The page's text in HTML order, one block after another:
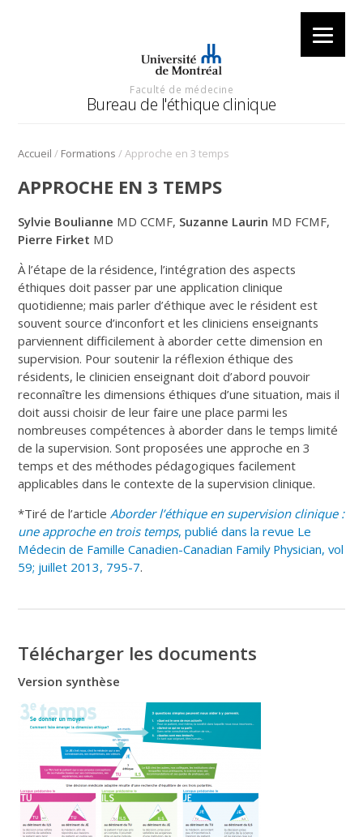
Faculté de médecine
Bureau de l'éthique clinique
Accueil / Formations /Approche en 3 temps
APPROCHE EN 3 TEMPS
Sylvie Boulianne MD CCMF, Suzanne Laurin MD FCMF,
Pierre Firket MD
À l’étape de la résidence, l’intégration des aspects
éthiques doit passer par une application clinique
quotidienne; mais parler d’éthique avec le résident est
souvent source d’inconfort et les cliniciens enseignants
parviennent difficilement à aborder cette dimension en
supervision. Pour soutenir la réflexion éthique des
résidents, le clinicien enseignant doit d’abord pouvoir
reconnaître les dimensions éthiques d’une situation, mais il
doit aussi choisir de leur faire une place parmi les
nombreuses compétences à aborder dans le temps limité
de la supervision. Sont proposées une approche en 3
temps et des méthodes pédagogiques facilement
applicables dans le contexte de la supervision clinique.
*Tiré de l’articleAborder l’éthique en supervision clinique :
une approche en trois temps, publié dans la revue Le
Médecin de Famille Canadien-Canadian Family Physician, vol
59; juillet 2013, 795-7.
Télécharger les documents
Version synthèse